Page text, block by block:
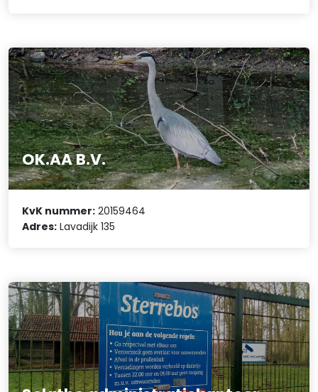
OK.AA B.V.
KvK nummer: 20159464
Adres: Lavadijk 135